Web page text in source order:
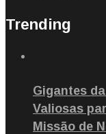
Trending
Gigantes
Valiosas
Missão de